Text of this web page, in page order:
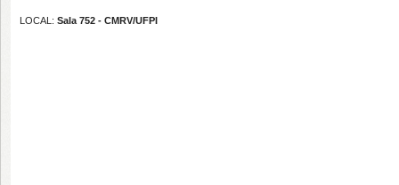
LOCAL: Sala 752 - CMRV/UFPI